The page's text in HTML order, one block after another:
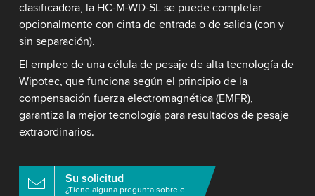
clasificadora, la HC-M-WD-SL se puede completar
opcionalmente con cinta de entrada o de salida (con y
sin separación).
El empleo de una célula de pesaje de alta tecnología de
Wipotec, que funciona según el principio de la
compensación fuerza electromagnética (EMFR),
garantiza la mejor tecnología para resultados de pesaje
extraordinarios.
Su solicitud
¿Tiene alguna pregunta sobre este producto?